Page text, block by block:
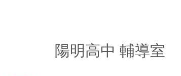
陽明高中 輔導室